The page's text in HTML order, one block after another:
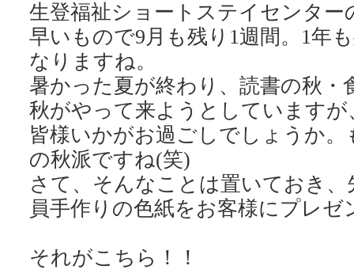
生登福祉ショートステイセンター
早いもので9月も残り1週間。1年
なりますね。
暑かった夏が終わり、読書の秋・
秋がやって来ようとしていますが
皆様いかがお過ごしでしょうか
の秋派ですね(笑)
さて、そんなことは置いておき、
員手作りの色紙をお客様にプレゼ
それがこちら！！